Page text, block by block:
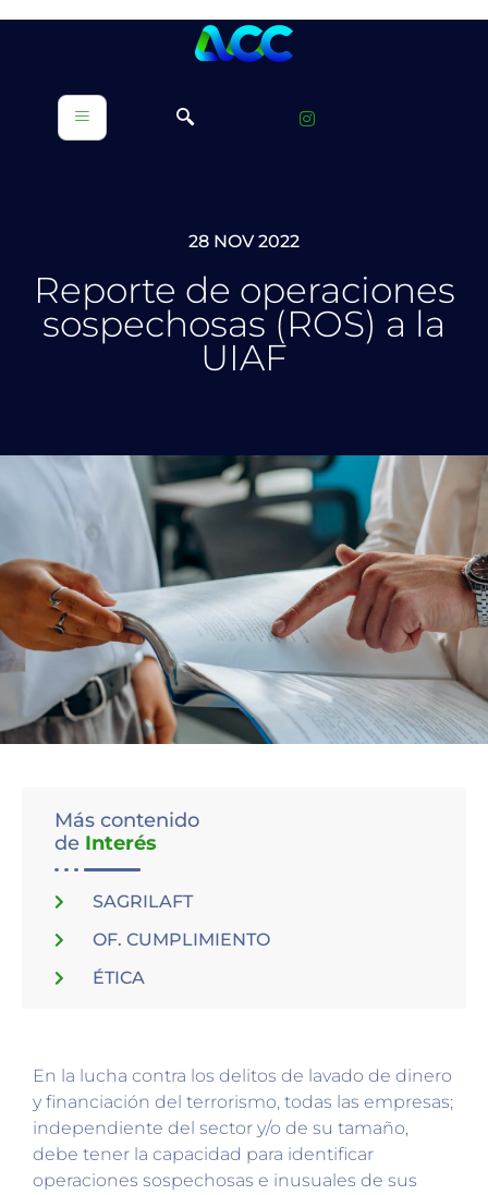
Reporte de
operaciones
28 NOV 2022
Reporte de operaciones
sospechosas (ROS) a la
UIAF
Más contenido
de Interés
SAGRILAFT
OF. CUMPLIMIENTO
ÉTICA
En la lucha contra los delitos de lavado de dinero
y financiación del terrorismo, todas las empresas;
independiente del sector y/o de su tamaño,
debe tener la capacidad para identificar
operaciones sospechosas e inusuales de sus